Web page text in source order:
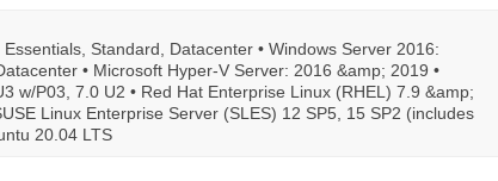
Standard, Datacenter • Windows Server 2016:
• Microsoft Hyper-V Server: 2016 &amp; 2019 •
w/P03, 7.0 U2 • Red Hat Enterprise Linux (RHEL) 7.9 &amp;
Linux Enterprise Server (SLES) 12 SP5, 15 SP2 (includes
20.04 LTS